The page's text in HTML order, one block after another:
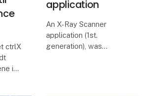
ctrlX
i
application
An X-Ray Scanner
application (1st.
generation), was